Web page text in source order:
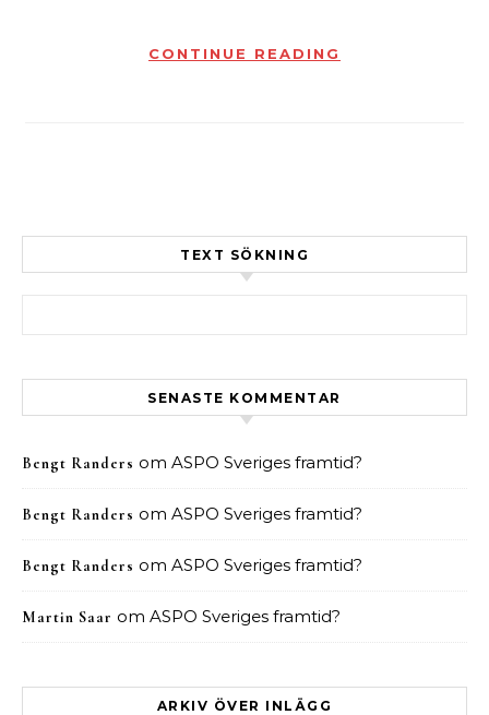
CONTINUE READING
TEXT SÖKNING
SENASTE KOMMENTAR
Bengt Randers om ASPO Sveriges framtid?
Bengt Randers om ASPO Sveriges framtid?
Bengt Randers om ASPO Sveriges framtid?
Martin Saar om ASPO Sveriges framtid?
ARKIV ÖVER INLÄGG